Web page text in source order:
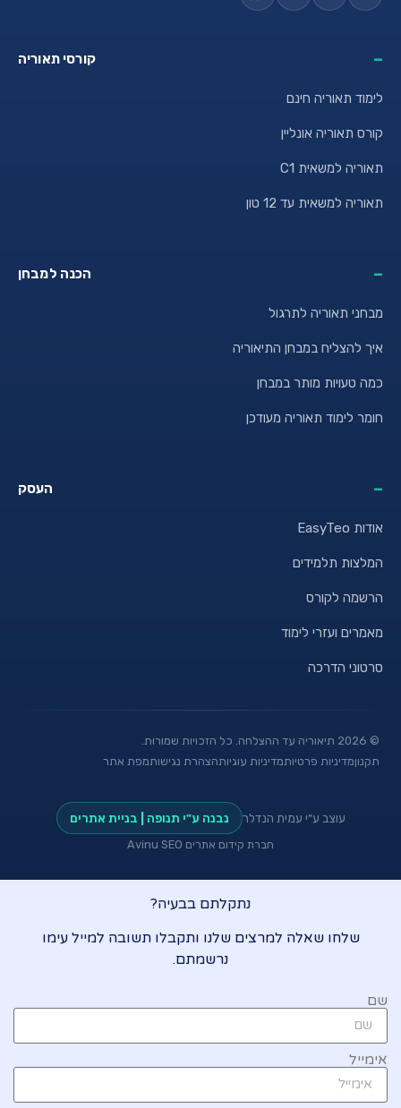
קורסי תאוריה
לימוד תאוריה חינם
קורס תאוריה אונליין
תאוריה למשאית C1
תאוריה למשאית עד 12 טון
הכנה למבחן
מבחני תאוריה לתרגול
איך להצליח במבחן התיאוריה
כמה טעויות מותר במבחן
חומר לימוד תאוריה מעודכן
העסק
אודות EasyTeo
המלצות תלמידים
הרשמה לקורס
מאמרים ועזרי לימוד
סרטוני הדרכה
©
2026 תיאוריה עד ההצלחה. כל הזכויות שמורות.
תקנוןמדיניות פרטיותמדיניות עוגיותהצהרת נגישותמפת אתר
עוצב ע"י עמית הנדלר נבנה ע"י תנופה | בניית אתרים
חברת קידום אתרים Avinu SEO
נתקלתם בבעיה?
שלחו שאלה למרצים שלנו ותקבלו תשובה למייל עימו
נרשמתם.
שם
אימייל